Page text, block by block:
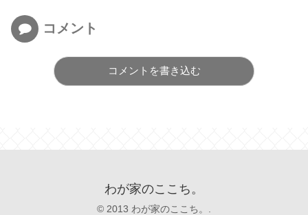
コメント
コメントを書き込む
わが家のここち。
© 2013 わが家のここち。.